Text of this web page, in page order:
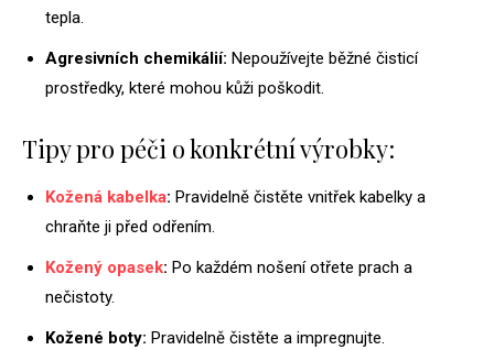
tepla.
Agresivních chemikálií: Nepoužívejte běžné čisticí
prostředky, které mohou kůži poškodit.
Tipy pro péči o konkrétní výrobky:
Kožená kabelka: Pravidelně čistěte vnitřek kabelky a
chraňte ji před odřením.
Kožený opasek: Po každém nošení otřete prach a
nečistoty.
Kožené boty: Pravidelně čistěte a impregnujte.